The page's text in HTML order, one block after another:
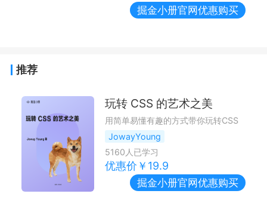
掘金小册官网优惠购买
推荐
玩转 CSS 的艺术之美
用简单易懂有趣的方式带你玩转CSS
JowayYoung
5160 人已学习
优惠价￥ 19.9
掘金小册官网优惠购买